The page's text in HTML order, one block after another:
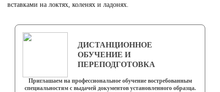
вставками на локтях, коленях и ладонях.
ДИСТАНЦИОННОЕ
ОБУЧЕНИЕ И
ПЕРЕПОДГОТОВКА
Приглашаем на профессиональное обучение востребованным
специальностям с выдачей документов установленного образца.